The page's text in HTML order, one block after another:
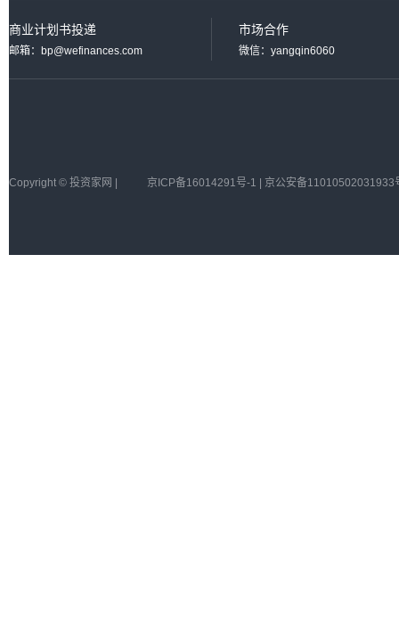
商业计划书投递
邮箱：bp@wefinances.com
市场合作
微信：yangqin6060
Copyright © 投资家网 | 京ICP备16014291号-1 | 京公安备11010502031933